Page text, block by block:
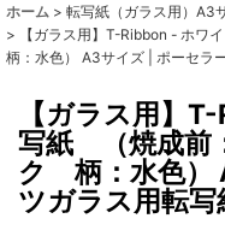
ホーム > 転写紙（ガラス用）A3
>
【ガラス用】T-Ribbon - ホ
柄：水色） A3サイズ | ポーセラ
【ガラス用】
写紙 （焼成前
ク 柄：水色）
ツガラス用転写